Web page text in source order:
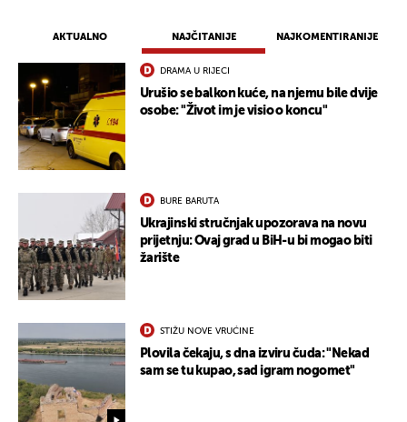
AKTUALNO NAJČITANIJE NAJKOMENTIRANIJE
DRAMA U RIJECI
Urušio se balkon kuće, na njemu bile dvije
osobe: "Život im je visio o koncu"
BURE BARUTA
Ukrajinski stručnjak upozorava na novu
prijetnju: Ovaj grad u BiH-u bi mogao biti
žarište
STIŽU NOVE VRUĆINE
Plovila čekaju, s dna izviru čuda: "Nekad
sam se tu kupao, sad igram nogomet"